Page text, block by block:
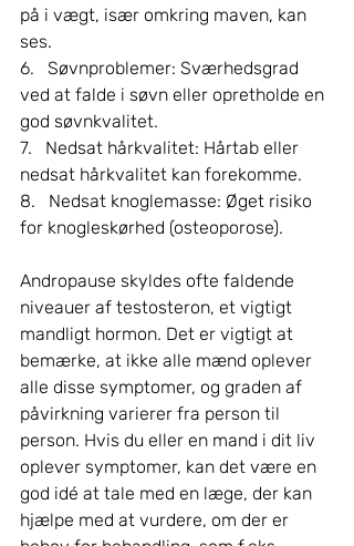
på i vægt, især omkring maven, kan
ses.
6.   Søvnproblemer: Sværhedsgrad
ved at falde i søvn eller opretholde en
god søvnkvalitet.
7.   Nedsat hårkvalitet: Hårtab eller
nedsat hårkvalitet kan forekomme.
8.   Nedsat knoglemasse: Øget risiko
for knogleskørhed (osteoporose).
Andropause skyldes ofte faldende
niveauer af testosteron, et vigtigt
mandligt hormon. Det er vigtigt at
bemærke, at ikke alle mænd oplever
alle disse symptomer, og graden af
påvirkning varierer fra person til
person. Hvis du eller en mand i dit liv
oplever symptomer, kan det være en
god idé at tale med en læge, der kan
hjælpe med at vurdere, om der er